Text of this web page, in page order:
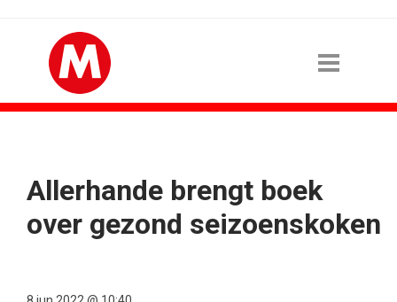
Allerhande brengt boek
over gezond seizoenskoken